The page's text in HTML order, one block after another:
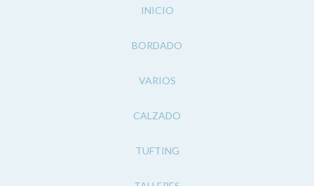
INICIO
BORDADO
VARIOS
CALZADO
TUFTING